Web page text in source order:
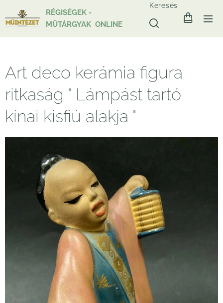
RÉGISÉGEK -
MŰTÁRGYAK ONLINE
Keresés
Art deco kerámia figura
ritkaság " Lámpást tartó
kínai kisfiú alakja "